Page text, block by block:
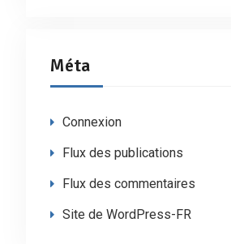
Méta
Connexion
Flux des publications
Flux des commentaires
Site de WordPress-FR